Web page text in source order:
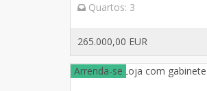
Quartos: 3
265.000,00 EUR
Arrenda-se